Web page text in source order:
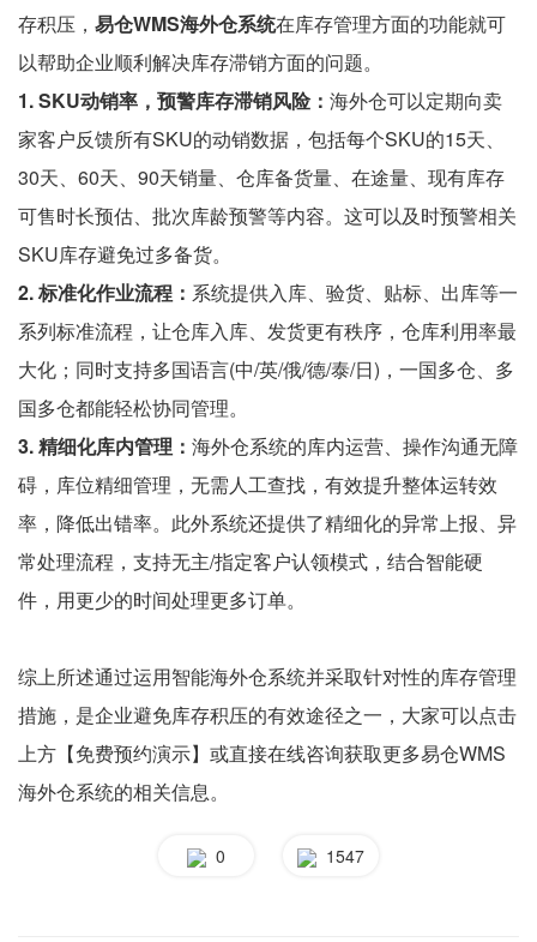
存积压， 易仓WMS海外仓系统在库存管理方面的功能就可
以帮助企业顺利解决库存滞销方面的问题。
1. SKU动销率，预警库存滞销风险： 海外仓可以定期向卖
家客户反馈所有SKU的动销数据，包括每个SKU的15天、
30天、60天、90天销量、仓库备货量、在途量、现有库存
可售时长预估、批次库龄预警等内容。这可以及时预警相关
SKU库存避免过多备货。
2. 标准化作业流程： 系统提供入库、验货、贴标、出库等一
系列标准流程，让仓库入库、发货更有秩序，仓库利用率最
大化；同时支持多国语言(中/英/俄/德/泰/日)，一国多仓、多
国多仓都能轻松协同管理。
3. 精细化库内管理： 海外仓系统的库内运营、操作沟通无障
碍，库位精细管理，无需人工查找，有效提升整体运转效
率，降低出错率。此外系统还提供了精细化的异常上报、异
常处理流程，支持无主/指定客户认领模式，结合智能硬
件，用更少的时间处理更多订单。
综上所述通过运用智能海外仓系统并采取针对性的库存管理
措施，是企业避免库存积压的有效途径之一，大家可以点击
上方【免费预约演示】或直接在线咨询获取更多易仓WMS
海外仓系统的相关信息。
0 1547